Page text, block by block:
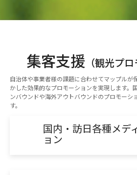
集客支援 （観光プ
自治体や事業者様の課題に合わせてマップルが
かした効果的なプロモーションを実現します。
ンバウンドや海外アウトバウンドのプロモーシ
す。
国内・訪日各種メデ
ョン